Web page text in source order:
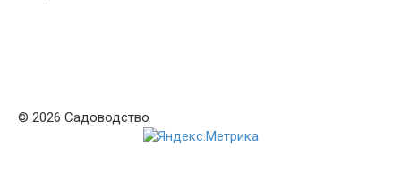
© 2026 Садоводство